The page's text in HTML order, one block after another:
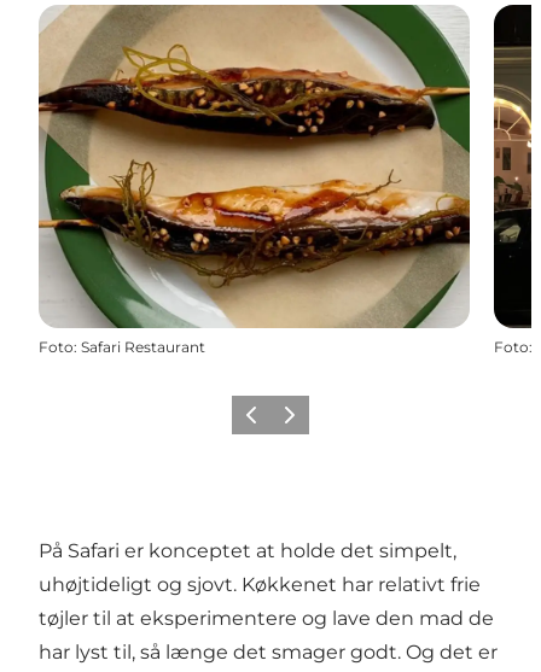
Foto: Safari Restaurant Foto:
ZurückWeiter
På Safari er konceptet at holde det simpelt,
uhøjtideligt og sjovt. Køkkenet har relativt frie
tøjler til at eksperimentere og lave den mad de
har lyst til, så længe det smager godt. Og det er